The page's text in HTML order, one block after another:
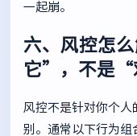
一起崩。
六、风控怎
它”，不是“
风控不是针对你个
别。通常以下行为组